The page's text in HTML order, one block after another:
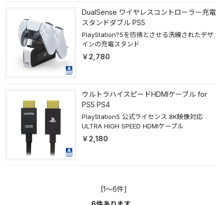
DualSense ワイヤレスコントローラー充電
スタンドダブル PS5
PlayStation?5を彷彿とさせる洗練されたデザ
インの充電スタンド
￥2,780
ウルトラハイスピードHDMIケーブル for
PS5 PS4
PlayStation5 公式ライセンス 8K映像対応
ULTRA HIGH SPEED HDMIケーブル
￥2,180
[1～6件]